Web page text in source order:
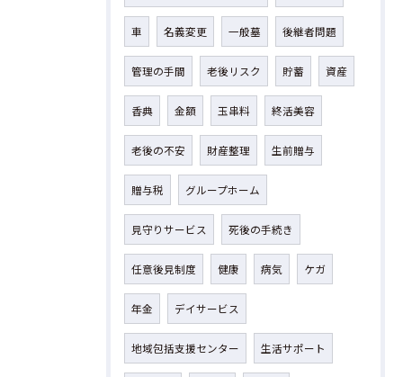
車 名義変更 一般墓 後継者問題
管理の手間 老後リスク 貯蓄 資産
香典 金額 玉串料 終活美容
老後の不安 財産整理 生前贈与
贈与税 グループホーム
見守りサービス 死後の手続き
任意後見制度 健康 病気 ケガ
年金 デイサービス
地域包括支援センター 生活サポート